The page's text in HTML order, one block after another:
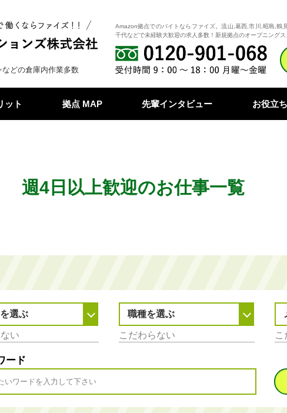
どの倉庫内作業多数
Amazon拠点でのバイトならファイズ。流山,葛西,市川,昭島,鶴
千代などで未経験大歓迎の求人多数！新規拠点のオープニングス
ット 拠点 MAP 先輩インタビュー お役立
週4日以上歓迎のお仕事一覧
選ぶ 職種を選ぶ
ード